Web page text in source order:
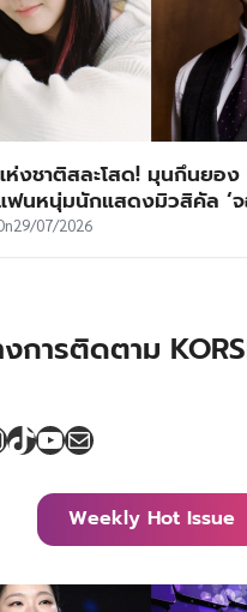
งชาติสละโสด! มุนกึนยอง
ฟนหนุ่มนักแสดงมิวสิคัล ‘
29/07/2026
การติดตาม
TikTok
YouTube
Mail
Weekly Hot Issue